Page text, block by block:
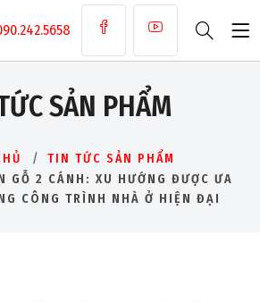
SẢN PHẨM
TIN TỨC SẢN PHẨM
GỖ 2 CÁNH: XU HƯỚNG ĐƯỢC ƯA
CÔNG TRÌNH NHÀ Ở HIỆN ĐẠI